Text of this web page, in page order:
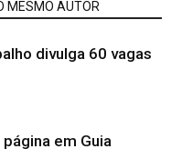
MESMO AUTOR
divulga 60 vagas
em Guia